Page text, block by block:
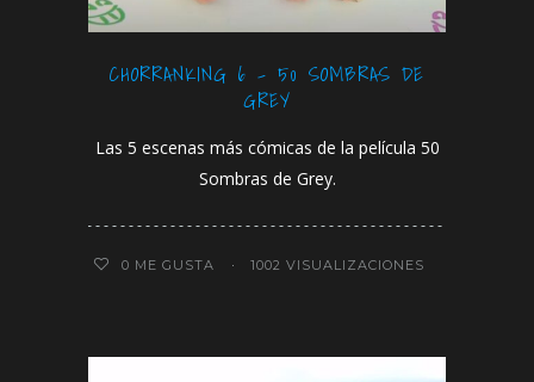
CHORRANKING 6 – 50 SOMBRAS DE
GREY
Las 5 escenas más cómicas de la película 50
Sombras de Grey.
0 ME GUSTA 1002 VISUALIZACIONES